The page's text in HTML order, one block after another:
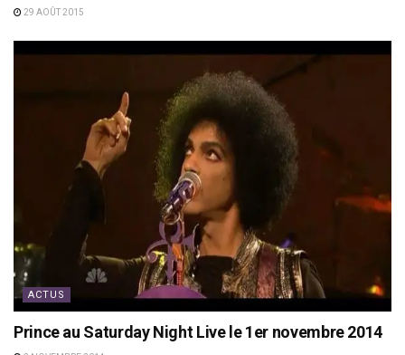
29 AOÛT 2015
ACTUS
Prince au Saturday Night Live le 1er novembre 2014